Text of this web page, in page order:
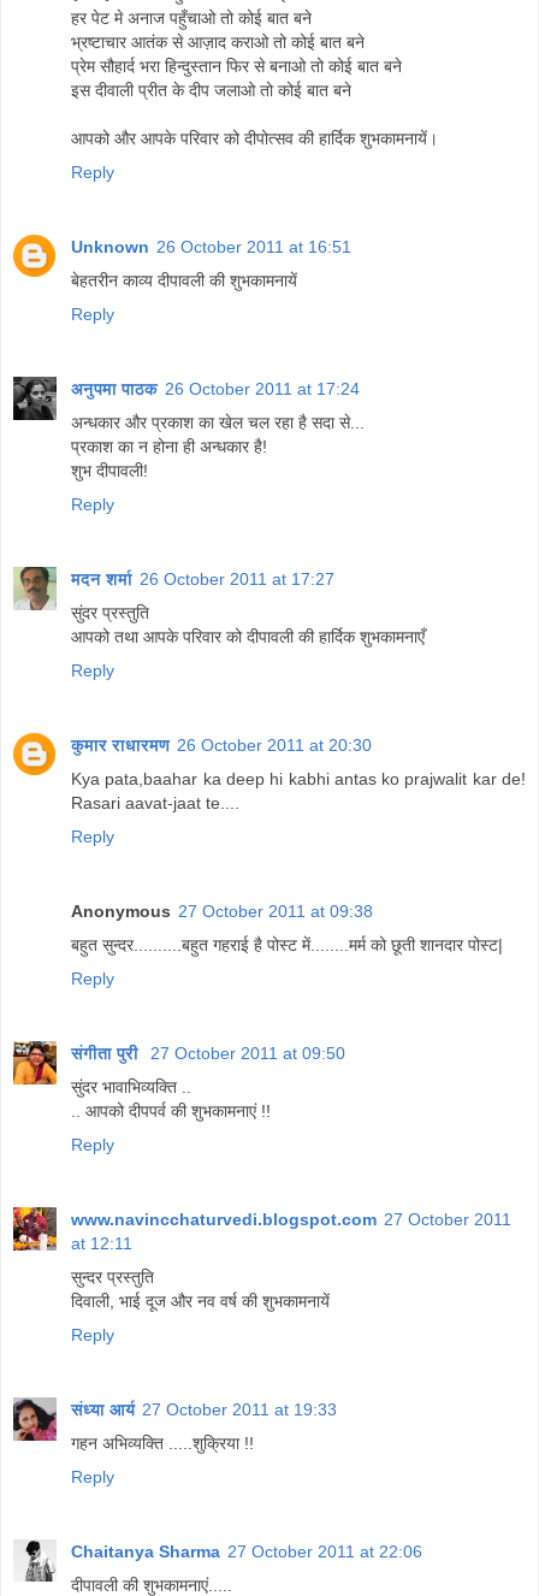
हर पेट मे अनाज पहुँचाओ तो कोई बात बने
भ्रष्टाचार आतंक से आज़ाद कराओ तो कोई बात बने
प्रेम सौहार्द भरा हिन्दुस्तान फिर से बनाओ तो कोई बात बने
इस दीवाली प्रीत के दीप जलाओ तो कोई बात बने
आपको और आपके परिवार को दीपोत्सव की हार्दिक शुभकामनायें।
Reply
Unknown 26 October 2011 at 16:51
बेहतरीन काव्य दीपावली की शुभकामनायें
Reply
अनुपमा पाठक 26 October 2011 at 17:24
अन्धकार और प्रकाश का खेल चल रहा है सदा से...
प्रकाश का न होना ही अन्धकार है!
शुभ दीपावली!
Reply
मदन शर्मा 26 October 2011 at 17:27
सुंदर प्रस्तुति
आपको तथा आपके परिवार को दीपावली की हार्दिक शुभकामनाएँ
Reply
कुमार राधारमण 26 October 2011 at 20:30
Kya pata,baahar ka deep hi kabhi antas ko prajwalit kar de!
Rasari aavat-jaat te....
Reply
Anonymous 27 October 2011 at 09:38
बहुत सुन्दर..........बहुत गहराई है पोस्ट में........मर्म को छूती शानदार पोस्ट|
Reply
संगीता पुरी
27 October 2011 at 09:50
सुंदर भावाभिव्‍यक्ति ..
.. आपको दीपपर्व की शुभकामनाएं !!
Reply
www.navincchaturvedi.blogspot.com 27 October 2011
at 12:11
सुन्दर प्रस्तुति
दिवाली, भाई दूज और नव वर्ष की शुभकामनायें
Reply
संध्या आर्य 27 October 2011 at 19:33
गहन अभिव्यक्ति .....शुक्रिया !!
Reply
Chaitanya Sharma 27 October 2011 at 22:06
दीपावली की शुभकामनाएं.....